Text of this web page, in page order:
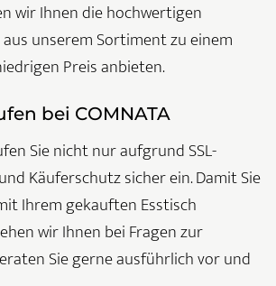
wir Ihnen die hochwertigen
unserem Sortiment zu einem
Preis anbieten.
bei COMNATA
Sie nicht nur aufgrund SSL-
Käuferschutz sicher ein. Damit Sie
Ihrem gekauften Esstisch
wir Ihnen bei Fragen zur
Sie gerne ausführlich vor und